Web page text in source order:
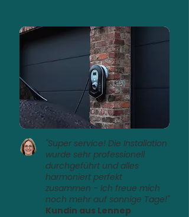
"Super service! Die Installation
wurde sehr professionell
durchgeführt und alles
harmoniert perfekt
zusammen - Ich freue mich
noch mehr auf sonnige Tage!"
Kundin aus Lennep